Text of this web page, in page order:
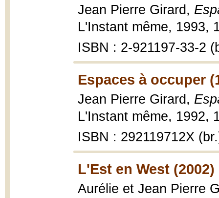
Jean Pierre Girard,
L'Instant même, 1993,
ISBN : 2-921197-33-2
Espaces à occuper
Jean Pierre Girard,
L'Instant même, 1992,
ISBN : 292119712X
L'Est en West (2002)
Aurélie et Jean Pierre